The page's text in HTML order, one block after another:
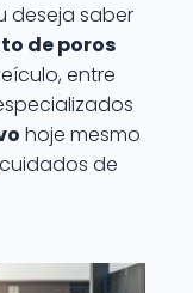
deseja saber
de poros
entre
hoje mesmo
de